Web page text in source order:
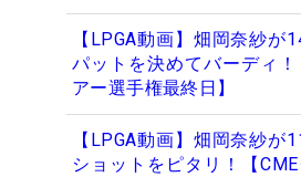
【LPGA動画】畑岡奈紗が
パットを決めてバーディ
アー選手権最終日】
【LPGA動画】畑岡奈紗が
ショットをピタリ！【